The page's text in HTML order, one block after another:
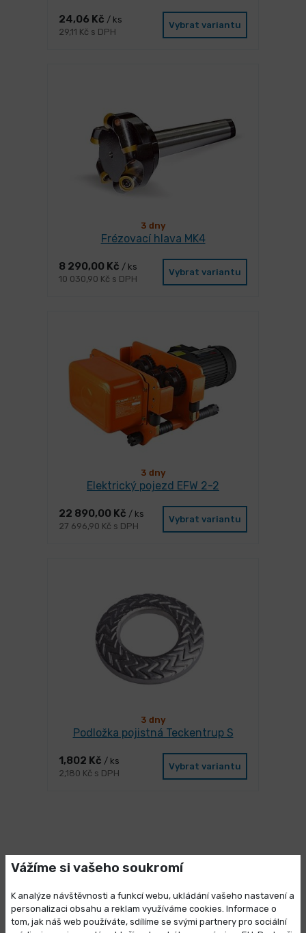
24,06 Kč / ks
29,11 Kč s DPH
Vybrat variantu
3 dny
Frézovací hlava MK4
8 290,00 Kč / ks
10 030,90 Kč s DPH
Vybrat variantu
3 dny
Elektrický pojezd EFW 2-2
22 890,00 Kč / ks
27 696,90 Kč s DPH
Vybrat variantu
3 dny
Podložka pojistná Teckentrup S
1,802 Kč / ks
2,180 Kč s DPH
Vybrat variantu
Mohlo by se Vám líbit
Vážíme si vašeho soukromí
K analýze návštěvnosti a funkcí webu, ukládání vašeho nastavení a
personalizaci obsahu a reklam využíváme cookies. Informace o
tom, jak náš web používáte, sdílíme se svými partnery pro sociální